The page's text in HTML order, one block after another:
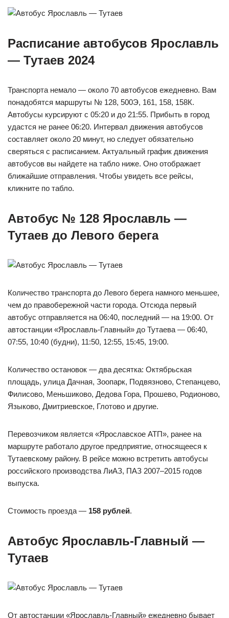
Расписание автобусов Ярославль
— Тутаев 2024
Транспорта немало — около 70 автобусов ежедневно. Вам
понадобятся маршруты № 128, 500Э, 161, 158, 158К.
Автобусы курсируют с 05:20 и до 21:55. Прибыть в город
удастся не ранее 06:20. Интервал движения автобусов
составляет около 20 минут, но следует обязательно
сверяться с расписанием. Актуальный график движения
автобусов вы найдете на табло ниже. Оно отображает
ближайшие отправления. Чтобы увидеть все рейсы,
кликните по табло.
Автобус № 128 Ярославль —
Тутаев до Левого берега
Количество транспорта до Левого берега намного меньшее,
чем до правобережной части города. Отсюда первый
автобус отправляется на 06:40, последний — на 19:00. От
автостанции «Ярославль-Главный» до Тутаева — 06:40,
07:55, 10:40 (будни), 11:50, 12:55, 15:45, 19:00.
Количество остановок — два десятка: Октябрьская
площадь, улица Дачная, Зоопарк, Подвязново, Степанцево,
Филисово, Меньшиково, Дедова Гора, Прошево, Родионово,
Языково, Дмитриевское, Глотово и другие.
Перевозчиком является «Ярославское АТП», ранее на
маршруте работало другое предприятие, относящееся к
Тутаевскому району. В рейсе можно встретить автобусы
российского производства ЛиАЗ, ПАЗ 2007–2015 годов
выпуска.
Стоимость проезда — 158 рублей.
Автобус Ярославль-Главный —
Тутаев
От автостанции «Ярославль-Главный» ежедневно бывает